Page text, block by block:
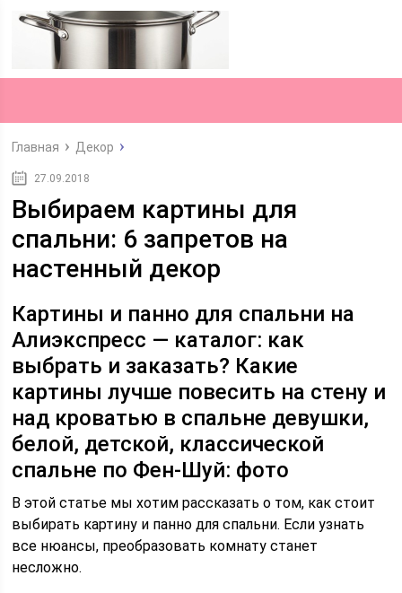
Главная Декор
27.09.2018
Выбираем картины для
спальни: 6 запретов на
настенный декор
Картины и панно для спальни на
Алиэкспресс — каталог: как
выбрать и заказать? Какие
картины лучше повесить на стену и
над кроватью в спальне девушки,
белой, детской, классической
спальне по Фен-Шуй: фото
В этой статье мы хотим рассказать о том, как стоит
выбирать картину и панно для спальни. Если узнать
все нюансы, преобразовать комнату станет
несложно.